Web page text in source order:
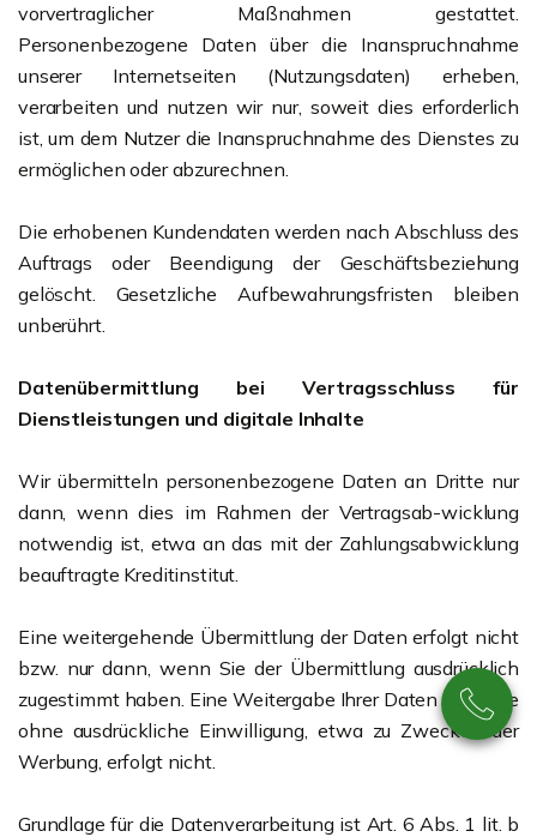
vorvertraglicher Maßnahmen gestattet.
Personenbezogene Daten über die Inanspruchnahme
unserer Internetseiten (Nutzungsdaten) erheben,
verarbeiten und nutzen wir nur, soweit dies erforderlich
ist, um dem Nutzer die Inanspruchnahme des Dienstes zu
ermöglichen oder abzurechnen.
Die erhobenen Kundendaten werden nach Abschluss des
Auftrags oder Beendigung der Geschäftsbeziehung
gelöscht. Gesetzliche Aufbewahrungsfristen bleiben
unberührt.
Datenübermittlung bei Vertragsschluss für
Dienstleistungen und digitale Inhalte
Wir übermitteln personenbezogene Daten an Dritte nur
dann, wenn dies im Rahmen der Vertragsab-wicklung
notwendig ist, etwa an das mit der Zahlungsabwicklung
beauftragte Kreditinstitut.
Eine weitergehende Übermittlung der Daten erfolgt nicht
bzw. nur dann, wenn Sie der Übermittlung ausdrücklich
zugestimmt haben. Eine Weitergabe Ihrer Daten an Dritte
ohne ausdrückliche Einwilligung, etwa zu Zwecken der
Werbung, erfolgt nicht.
Grundlage für die Datenverarbeitung ist Art. 6 Abs. 1 lit. b